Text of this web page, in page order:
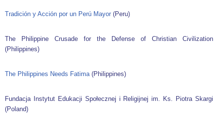
Tradición y Acción por un Perú Mayor (Peru)
The Philippine Crusade for the Defense of Christian Civilization
(Philippines)
The Philippines Needs Fatima(Philippines)
Fundacja Instytut Edukacji Społecznej i Religijnej im. Ks. Piotra Skargi
(Poland)